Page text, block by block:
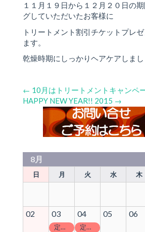
１１月１９日から１２月２０日の
グしていただいたお客様に
トリートメント割引チケットプレ
ます。
乾燥時期にしっかりヘアケアしまし
← 10月はトリートメントキャンペ
HAPPY NEW YEAR!! 2015 →
8月
日 月 火 水 木
02 03
定休日
04
定休日
05 06